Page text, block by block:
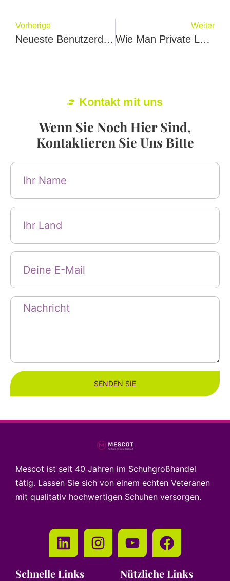
Vorherige
Neueste Benutzerdefinierte Schuhhersteller In Den USA Liste-23 Schuhe Unternehmen
Weiter
Wie Man Private Label Sneaker Hersteller Findet？4 Tipps Von Jeff Marh
Kontakt mit uns
Wenn Sie Noch Hier Sind,
Kontaktieren Sie Uns Bitte
SENDEN SIE
Mescot ist seit 40 Jahren im Schuhgroßhandel
tätig. Lassen Sie sich von einem echten Veteranen
mit qualitativ hochwertigen Schuhen versorgen.
Schnelle Links Nützliche Links